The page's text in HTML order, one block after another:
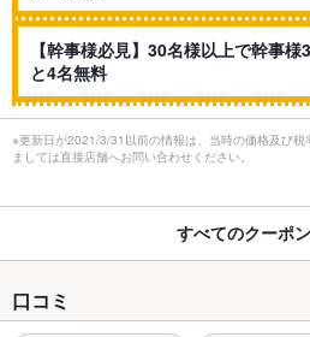
【幹事様必見】30名様以上で幹事
と4名無料
※更新日が2021/3/31以前の情報は、当時の価格及び税
ましては直接店舗へお問い合わせください。
すべてのクーポ
口コミ